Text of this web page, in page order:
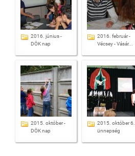
2016. június -
DÖK nap
2016. február -
Vécsey - Vásár...
2015. október -
DÖK nap
2015. október 6.
ünnepség